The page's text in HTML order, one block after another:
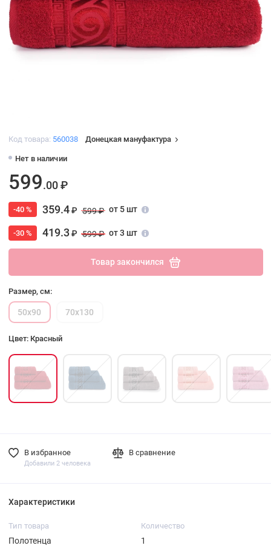
Код товара: 560038 Донецкая мануфактура
Нет в наличии
599.00 ₽
-40 % 359.4₽ 599 ₽ от 5 шт
-30 % 419.3₽ 599 ₽ от 3 шт
Товар закончился
Размер, см:
50х90 70х130
Цвет: Красный
В избранное
Добавили 2 человека
В сравнение
Характеристики
Тип товара
Полотенца
Количество
1